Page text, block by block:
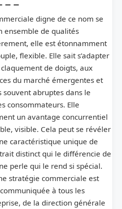
digne de ce nom se
ensemble de qualités
elle est étonnamment
flexible. Elle sait s’adapter
de doigts, aux
du marché émergentes et
souvent abruptes dans le
consommateurs. Elle
un avantage concurrentiel
visible. Cela peut se révéler
caractéristique unique de
distinct qui le différencie de
perle qui le rend si spécial.
stratégie commerciale est
à tous les
de la direction générale